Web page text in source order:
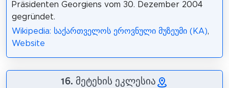
Präsidenten Georgiens vom 30. Dezember 2004
gegründet.
Wikipedia: საქართველოს ეროვნული მუზეუმი (KA),
Website
16. მეტეხის ეკლესია